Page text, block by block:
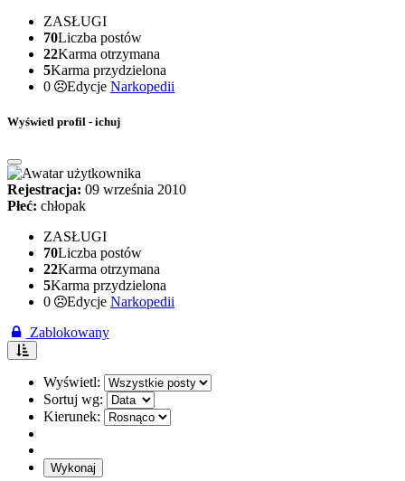
ZASŁUGI
70Liczba postów
22Karma otrzymana
5Karma przydzielona
0
Edycje Narkopedii
Wyświetl profil - ichuj
Rejestracja: 09 września 2010
Płeć: chłopak
ZASŁUGI
70Liczba postów
22Karma otrzymana
5Karma przydzielona
0
Edycje Narkopedii
Zablokowany
Wyświetl:
Sortuj wg:
Kierunek: